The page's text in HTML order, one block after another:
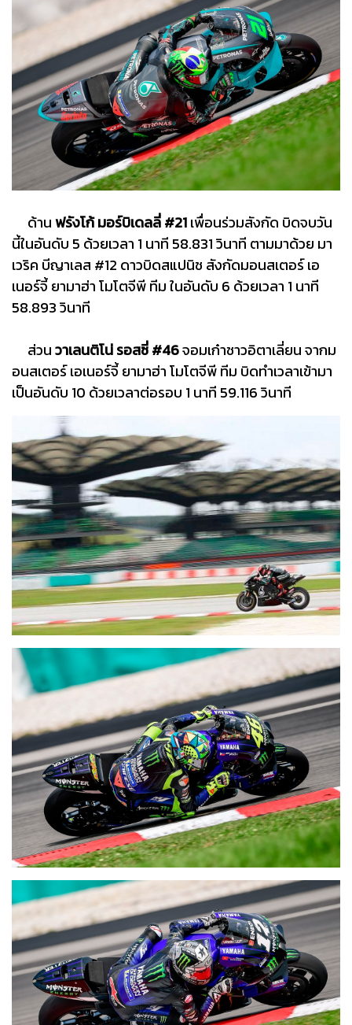
ด้านฟรังโก้ มอร์บิเดลลี่ #21เพื่อนร่วมสังกัด บิดจบวัน
นี้ในอันดับ 5 ด้วยเวลา 1 นาที 58.831 วินาที ตามมาด้วย มา
เวริค บีญาเลส #12 ดาวบิดสแปนิช สังกัดมอนสเตอร์ เอ
เนอร์จี้ ยามาฮ่า โมโตจีพี ทีม ในอันดับ 6 ด้วยเวลา 1 นาที
58.893 วินาที
ส่วนวาเลนติโน่ รอสซี่ #46จอมเก๋าชาวอิตาเลี่ยน จากม
อนสเตอร์ เอเนอร์จี้ ยามาฮ่า โมโตจีพี ทีม บิดทำเวลาเข้ามา
เป็นอันดับ 10 ด้วยเวลาต่อรอบ 1 นาที 59.116 วินาที